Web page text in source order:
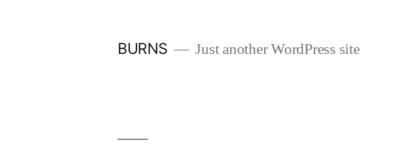
BURNS Just another WordPress site